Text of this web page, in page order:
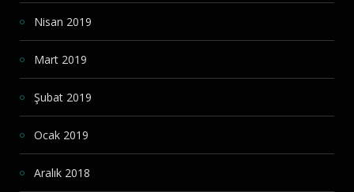
Nisan 2019
Mart 2019
Şubat 2019
Ocak 2019
Aralık 2018